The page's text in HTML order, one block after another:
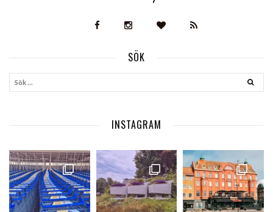
SÖK
INSTAGRAM